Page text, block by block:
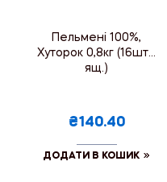
Пельмені 100%,
Хуторок 0,8кг (16шт./
ящ.)
₴140.40
ДОДАТИ В КОШИК